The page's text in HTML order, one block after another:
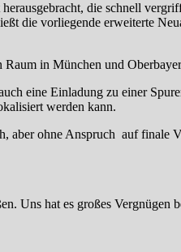
die schnell
die vorliegende erweiterte
in München und
eine Einladung zu einer
werden kann.
aber ohne Anspruch auf finale
Uns hat es großes Vergnügen